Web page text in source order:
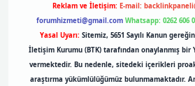
Reklam ve İletişim: E-mail:
forumhizmeti@gmail.com Whatsapp: 0262 606
Yasal Uyarı: Sitemiz, 5651 Sayılı Kanun
İletişim Kurumu (BTK) tarafından onaylanmış bir
vermektedir. Bu nedenle, sitedeki içerikleri
araştırma yükümlülüğümüz bulunmamaktadır.